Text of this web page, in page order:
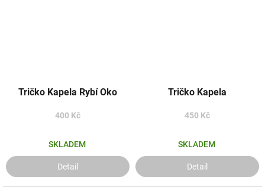
Tričko Kapela Rybí Oko
400 Kč
SKLADEM
Detail
Tričko Kapela
450 Kč
SKLADEM
Detail